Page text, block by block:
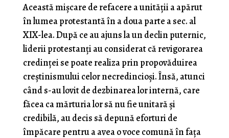
Această mișcare de refacere a unității a apărut
în lumea protestantă în a doua parte a sec. al
XIX-lea. După ce au ajuns la un declin puternic,
liderii protestanți au considerat că revigorarea
credinței se poate realiza prin propovăduirea
creștinismului celor necredincioși. Însă, atunci
când s-au lovit de dezbinarea lor internă, care
făcea ca mărturia lor să nu fie unitară și
credibilă, au decis să depună eforturi de
împăcare pentru a avea o voce comună în fața